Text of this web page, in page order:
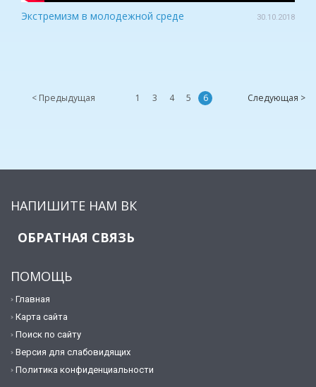
Экстремизм в молодежной среде 30.10.2018
< Предыдущая 1 3 4 5 6 Следующая >
НАПИШИТЕ НАМ ВК
ОБРАТНАЯ СВЯЗЬ
ПОМОЩЬ
Главная
Карта сайта
Поиск по сайту
Версия для слабовидящих
Политика конфиденциальности